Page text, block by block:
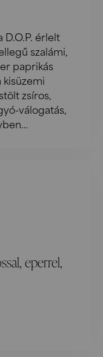
érlelt
szalámi,
paprikás
zsíros,
válogatás,
eperrel,